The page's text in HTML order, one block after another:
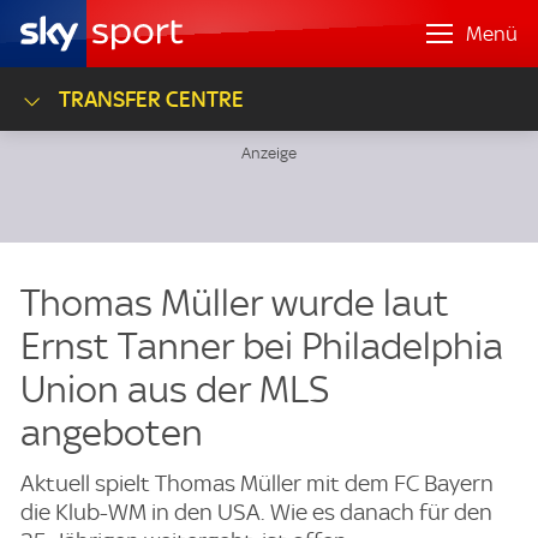
Menü
TRANSFER CENTRE
Thomas Müller wurde laut
Ernst Tanner bei Philadelphia
Union aus der MLS
angeboten
Aktuell spielt Thomas Müller mit dem FC Bayern
die Klub-WM in den USA. Wie es danach für den